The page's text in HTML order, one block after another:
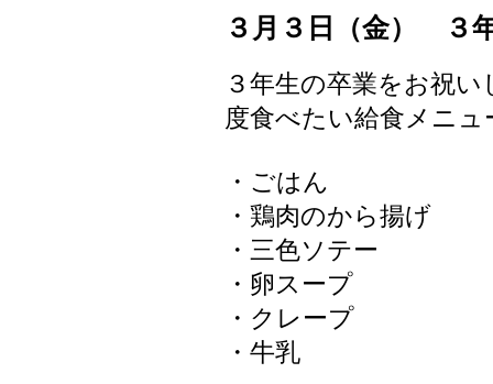
３月３日（金） ３
３年生の卒業をお祝
度食べたい給食メニ
・ごはん
・鶏肉のから揚げ
・三色ソテー
・卵スープ
・クレープ
・牛乳